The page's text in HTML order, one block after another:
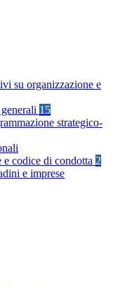
su organizzazione e
15
strategico-
codice di condotta 2
e imprese